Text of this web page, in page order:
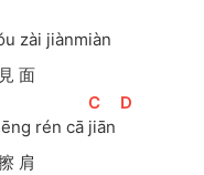
zài jiànmiàn
面
rén cā
[
C
jiān
[D
肩